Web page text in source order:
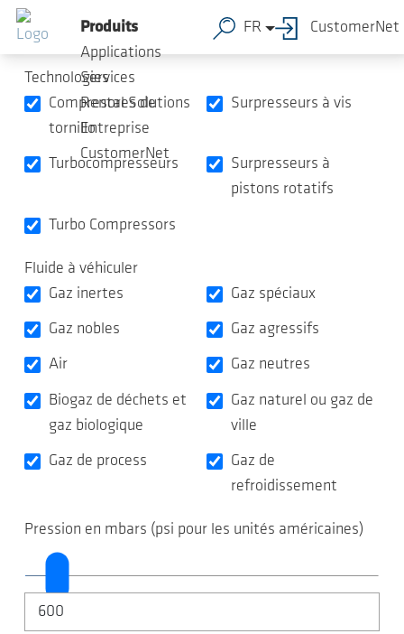
Sauter au contenu principal
Produits
Applications
Services
Rental Solutions
Entreprise
CustomerNet
FR CustomerNet
Vue d'ensemble des produits
Technologies
Compresores de
tornillo
Surpresseurs à vis
Turbocompresseurs
Surpresseurs à
pistons rotatifs
Turbo Compressors
Fluide à véhiculer
Gaz inertes
Gaz spéciaux
Gaz nobles Gaz agressifs
Air Gaz neutres
Biogaz de déchets et
gaz biologique
Gaz naturel ou gaz de
ville
Gaz de process
Gaz de
refroidissement
Pression en mbars (psi pour les unités américaines)